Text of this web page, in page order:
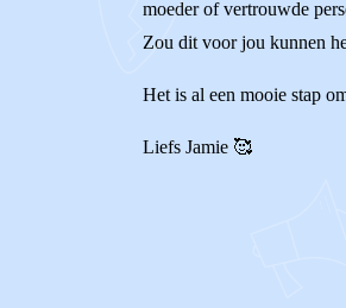
moeder of vertrouwde
Zou dit voor jou kunnen
Het is al een mooie stap
Liefs Jamie 🥰